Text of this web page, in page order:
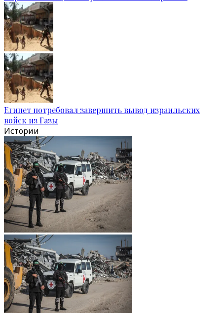
Египет потребовал завершить вывод израильских
войск из Газы
Истории